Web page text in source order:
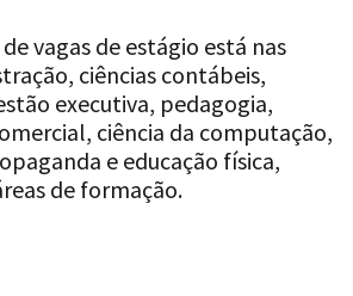
vagas de estágio está nas
ciências contábeis,
executiva, pedagogia,
ciência da computação,
e educação física,
de formação.